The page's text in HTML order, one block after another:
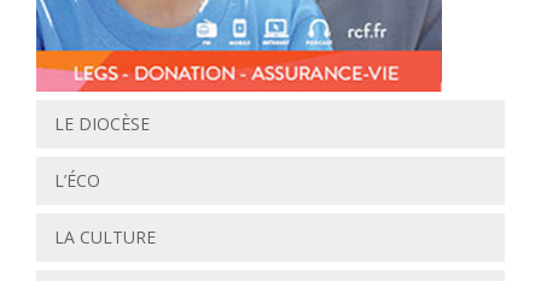
LE DIOCÈSE
L’ÉCO
LA CULTURE